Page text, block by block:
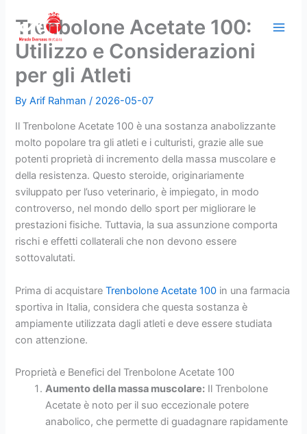
content
Trenbolone Acetate 100:
Utilizzo e Considerazioni
per gli Atleti
ByArif Rahman/ 2026-05-07
Il Trenbolone Acetate 100 è una sostanza anabolizzante
molto popolare tra gli atleti e i culturisti, grazie alle sue
potenti proprietà di incremento della massa muscolare e
della resistenza. Questo steroide, originariamente
sviluppato per l’uso veterinario, è impiegato, in modo
controverso, nel mondo dello sport per migliorare le
prestazioni fisiche. Tuttavia, la sua assunzione comporta
rischi e effetti collaterali che non devono essere
sottovalutati.
Prima di acquistareTrenbolone Acetate 100 in una farmacia
sportiva in Italia, considera che questa sostanza è
ampiamente utilizzata dagli atleti e deve essere studiata
con attenzione.
Proprietà e Benefici del Trenbolone Acetate 100
Aumento della massa muscolare: Il Trenbolone
Acetate è noto per il suo eccezionale potere
anabolico, che permette di guadagnare rapidamente